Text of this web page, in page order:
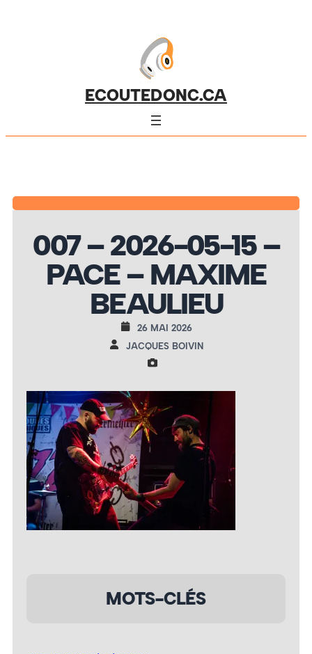
ECOUTEDONC.CA
007 – 2026-05-15 –
PACE – MAXIME
BEAULIEU
26 MAI 2026
JACQUES BOIVIN
MOTS-CLÉS